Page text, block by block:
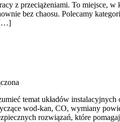
z przeciążeniami. To miejsce,
bez chaosu. Polecamy
[…]
temat układów
wod-kan, CO, wymiany
rozwiązań, które